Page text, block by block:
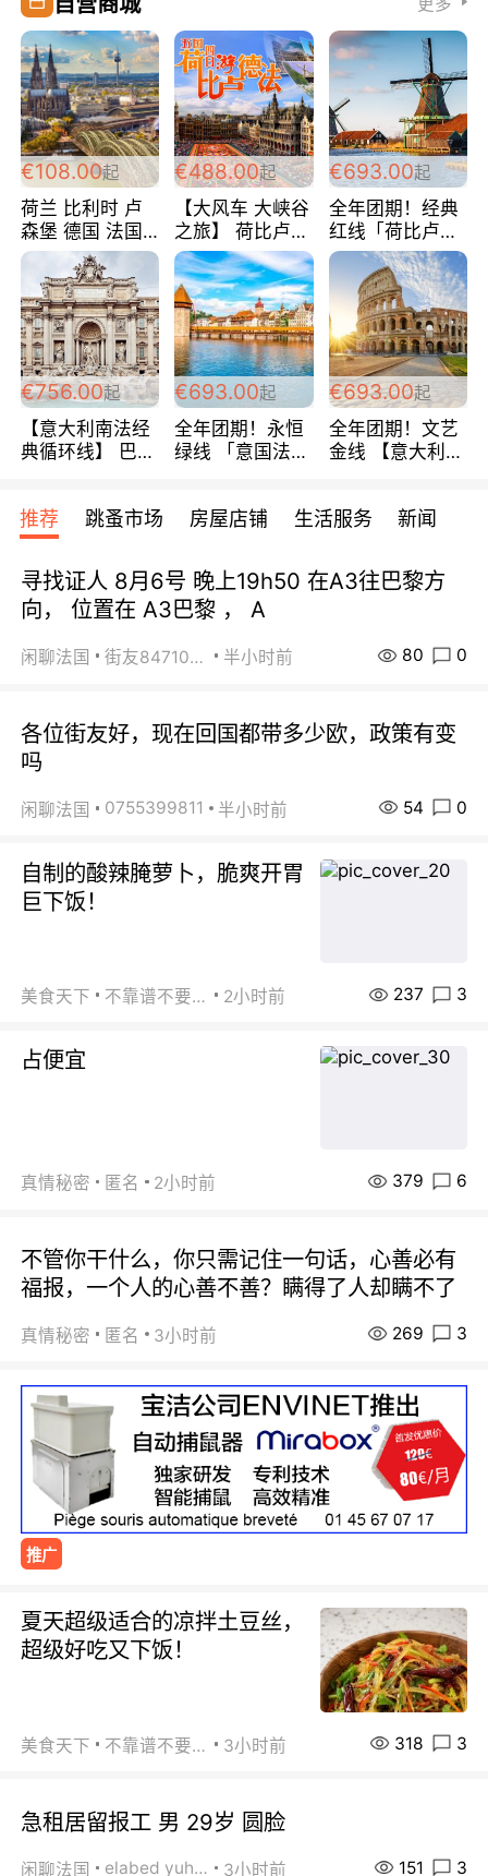
€108.00起
荷兰 比利时 卢
森堡 德国 法国
超爽玩遍西欧 循
环线 全程四星宾
馆 108欧/人/天
€488.00起
【大风车 大峡谷
之旅】 荷比卢德
法 巴黎上下 经
典五国四日游
488欧/人
€693.00起
全年团期！经典
红线「荷比卢德
法」七天循环 五
国 仅售99欧/人/
天！巴黎上下！
包拼房~
€756.00起
【意大利南法经
典循环线】 巴黎
宾馆 108欧/天起
全程756欧/位
€693.00起
全年团期！永恒
绿线 「意国法
欧/天起 ~包拼房
€693.00起
全年团期！文艺
金线 【意大利一
每周铁发！
推荐 跳蚤市场 房屋店铺 生活服务 新闻
寻找证人 8月6号 晚上19h50 在A3往巴黎方
向， 位置在 A3巴黎 ， A
闲聊法国 街友84710671 半小时前 80 0
各位街友好，现在回国都带多少欧，政策有变
吗
闲聊法国 0755399811 半小时前 54 0
自制的酸辣腌萝卜，脆爽开胃
巨下饭！
美食天下 不靠谱不要联系 2小时前 237 3
占便宜
真情秘密 匿名 2小时前 379 6
不管你干什么，你只需记住一句话，心善必有
福报，一个人的心善不善？瞒得了人却瞒不了
真情秘密 匿名 3小时前 269 3
推广
夏天超级适合的凉拌土豆丝，
超级好吃又下饭！
美食天下 不靠谱不要联系 3小时前 318 3
急租居留报工 男 29岁 圆脸
闲聊法国 elabed yuhua 3小时前 151 3